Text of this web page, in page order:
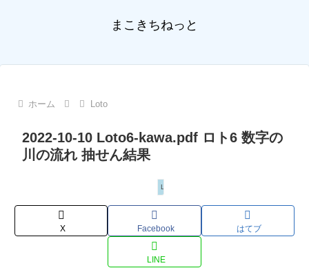
まこきちねっと
ホーム Loto
2022-10-10 Loto6-kawa.pdf ロト6 数字の
川の流れ 抽せん結果
Loto
X Facebook はてブ
LINE